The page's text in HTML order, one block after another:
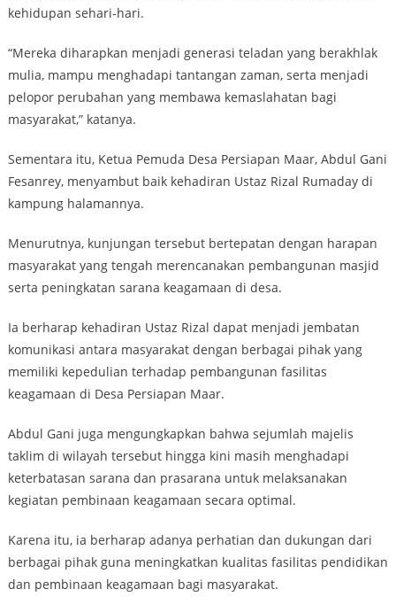
kehidupan sehari-hari.
“Mereka diharapkan menjadi generasi teladan yang berakhlak
mulia, mampu menghadapi tantangan zaman, serta menjadi
pelopor perubahan yang membawa kemaslahatan bagi
masyarakat,” katanya.
Sementara itu, Ketua Pemuda Desa Persiapan Maar, Abdul Gani
Fesanrey, menyambut baik kehadiran Ustaz Rizal Rumaday di
kampung halamannya.
Menurutnya, kunjungan tersebut bertepatan dengan harapan
masyarakat yang tengah merencanakan pembangunan masjid
serta peningkatan sarana keagamaan di desa.
Ia berharap kehadiran Ustaz Rizal dapat menjadi jembatan
komunikasi antara masyarakat dengan berbagai pihak yang
memiliki kepedulian terhadap pembangunan fasilitas
keagamaan di Desa Persiapan Maar.
Abdul Gani juga mengungkapkan bahwa sejumlah majelis
taklim di wilayah tersebut hingga kini masih menghadapi
keterbatasan sarana dan prasarana untuk melaksanakan
kegiatan pembinaan keagamaan secara optimal.
Karena itu, ia berharap adanya perhatian dan dukungan dari
berbagai pihak guna meningkatkan kualitas fasilitas pendidikan
dan pembinaan keagamaan bagi masyarakat.